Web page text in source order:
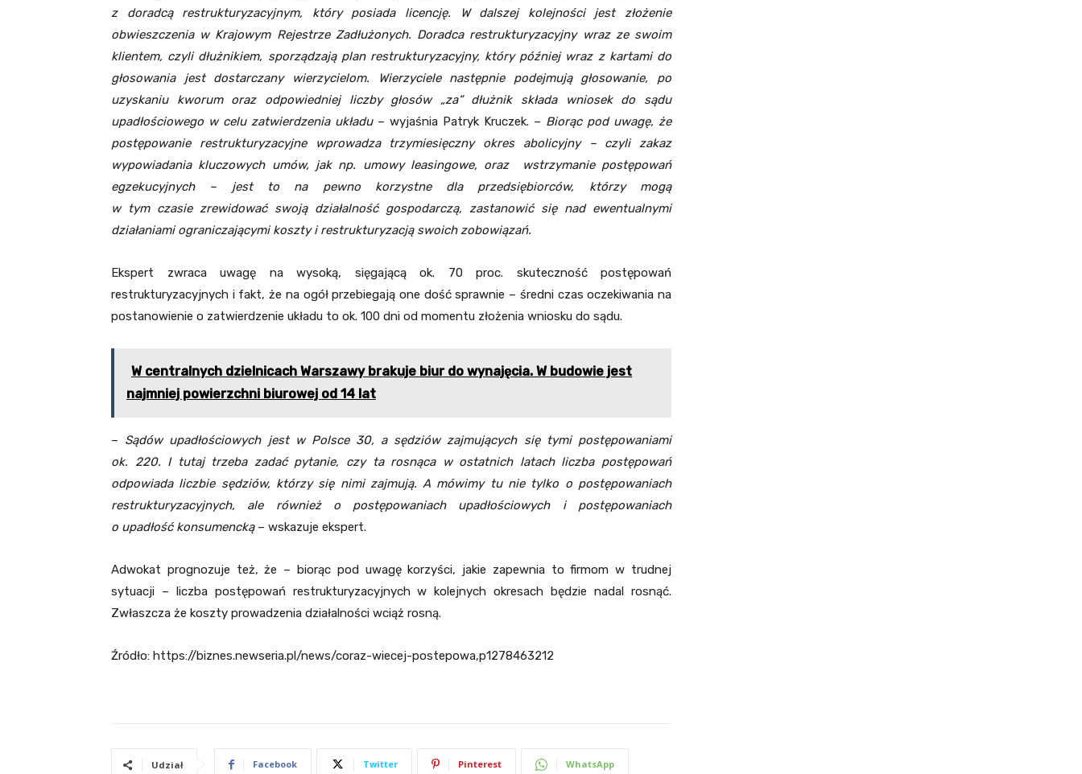
z doradcą restrukturyzacyjnym, który posiada licencję. W dalszej kolejności jest złożenie
obwieszczenia w Krajowym Rejestrze Zadłużonych. Doradca restrukturyzacyjny wraz ze swoim
klientem, czyli dłużnikiem, sporządzają plan restrukturyzacyjny, który później wraz z kartami do
głosowania jest dostarczany wierzycielom. Wierzyciele następnie podejmują głosowanie, po
uzyskaniu kworum oraz odpowiedniej liczby głosów „za”dłużnik składa wniosek do sądu
upadłościowego w celu zatwierdzenia układu – wyjaśnia Patryk Kruczek. – Biorąc pod uwagę, że
postępowanie restrukturyzacyjne wprowadza trzymiesięczny okres abolicyjny – czyli zakaz
wypowiadania kluczowych umów, jak np. umowy leasingowe, oraz wstrzymanie postępowań
egzekucyjnych – jest to na pewno korzystne dla przedsiębiorców, którzy mogą
w tym czasie zrewidować swoją działalność gospodarczą, zastanowić się nad ewentualnymi
działaniami ograniczającymi koszty i restrukturyzacją swoich zobowiązań.
Ekspert zwraca uwagę na wysoką, sięgającą ok. 70 proc. skuteczność postępowań
restrukturyzacyjnych i fakt, że na ogół przebiegają one dość sprawnie – średni czas oczekiwania na
postanowienie o zatwierdzenie układu to ok. 100 dni od momentu złożenia wniosku do sądu.
W centralnych dzielnicach Warszawy brakuje biur do wynajęcia. W budowie jest
najmniej powierzchni biurowej od 14 lat
– Sądów upadłościowych jest w Polsce 30, a sędziów zajmujących się tymi postępowaniami
ok. 220. I tutaj trzeba zadać pytanie, czy ta rosnąca w ostatnich latach liczba postępowań
odpowiada liczbie sędziów, którzy się nimi zajmują. A mówimy tu nie tylko o postępowaniach
restrukturyzacyjnych, ale również o postępowaniach upadłościowych i postępowaniach
o upadłość konsumencką – wskazuje ekspert.
Adwokat prognozuje też, że – biorąc pod uwagę korzyści, jakie zapewnia to firmom w trudnej
sytuacji – liczba postępowań restrukturyzacyjnych w kolejnych okresach będzie nadal rosnąć.
Zwłaszcza że koszty prowadzenia działalności wciąż rosną.
Źródło: https://biznes.newseria.pl/news/coraz-wiecej-postepowa,p1278463212
Udział Facebook Twitter Pinterest WhatsApp